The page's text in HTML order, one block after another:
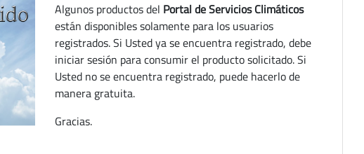
Algunos productos del Portal de Servicios Climáticos
están disponibles solamente para los usuarios
registrados. Si Usted ya se encuentra registrado, debe
iniciar sesión para consumir el producto solicitado. Si
Usted no se encuentra registrado, puede hacerlo de
manera gratuita.
Gracias.